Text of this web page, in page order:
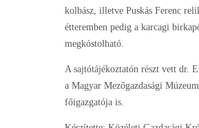
kolbász, illetve Puskás Ferenc
étteremben pedig a karcagi
megkóstolható.
A sajtótájékoztatón részt vett dr.
a Magyar Mezőgazdasági Múzeum
főigazgatója is.